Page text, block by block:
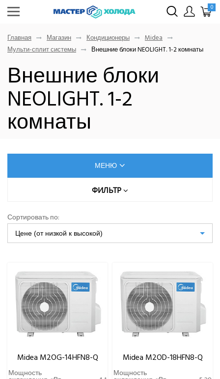
0
Главная Магазин Кондиционеры
Midea
Мульти-сплит системы
Внешние блоки NEOLIGHT. 1-2 комнаты
Внешние блоки
NEOLIGHT. 1-2
комнаты
МЕНЮ
AUX
Dahatsu
Denko
Gorenje
Ynovik
Yuetu
Aeronic
ALFACOOL
BALLU
Daikin
DAICOND
ФИЛЬТР
Сортировать по:
Цене (от низкой к высокой)
Midea M2OG-14HFN8-Q
Мощность
Midea M2OD-18HFN8-Q
Мощность